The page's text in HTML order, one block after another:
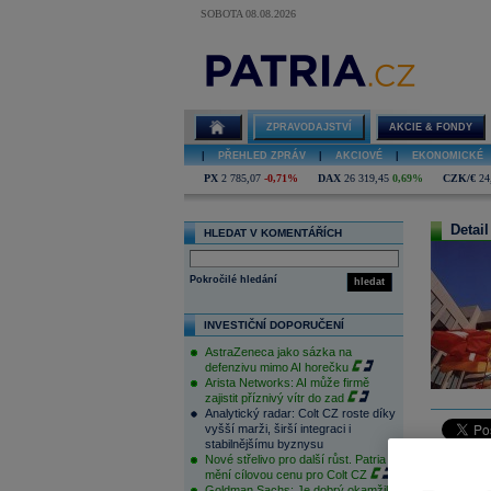
SOBOTA 08.08.2026
ZPRAVODAJSTVÍ AKCIE & FONDY
PŘEHLED ZPRÁV AKCIOVÉ EKONOMICKÉ
PX 2 785,07 -0,71% DAX 26 319,45 0,69% CZK/€
HLEDAT V KOMENTÁŘÍCH
hledat
Pokročilé hledání
INVESTIČNÍ DOPORUČENÍ
AstraZeneca jako sázka na
defenzivu mimo AI horečku
Arista Networks: AI může firmě
zajistit příznivý vítr do zad
Analytický radar: Colt CZ roste díky
vyšší marži, širší integraci i
stabilnějšímu byznysu
Nové střelivo pro další růst. Patria
mění cílovou cenu pro Colt CZ